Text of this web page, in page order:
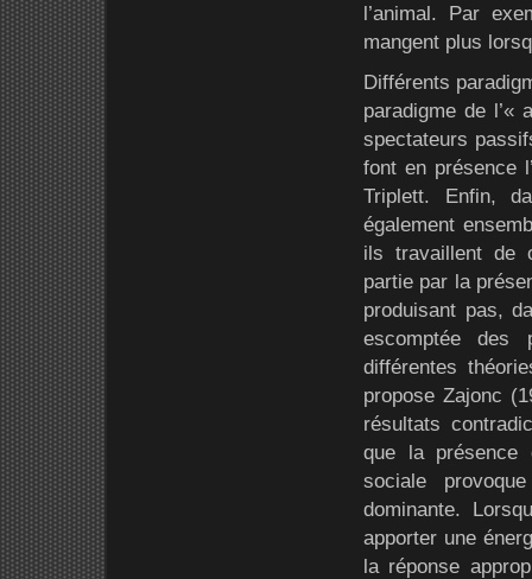
l’animal. Par
mangent plus
Différents
paradigme de l’«
spectateurs
font en présence
Triplett. Enfin,
également
ils travaillent de
partie par la
produisant pas,
escomptée des
différentes
propose Zajonc
résultats
que la présence
sociale
dominante.
apporter une
la réponse